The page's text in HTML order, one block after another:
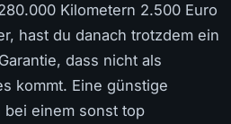
Kilometern 2.500 Euro
hast du danach trotzdem ein
dass nicht als
kommt. Eine günstige
einem sonst top